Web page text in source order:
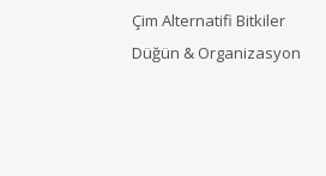
Çim Alternatifi Bitkiler
Düğün & Organizasyon